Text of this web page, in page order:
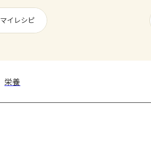
マイレシピ
栄養